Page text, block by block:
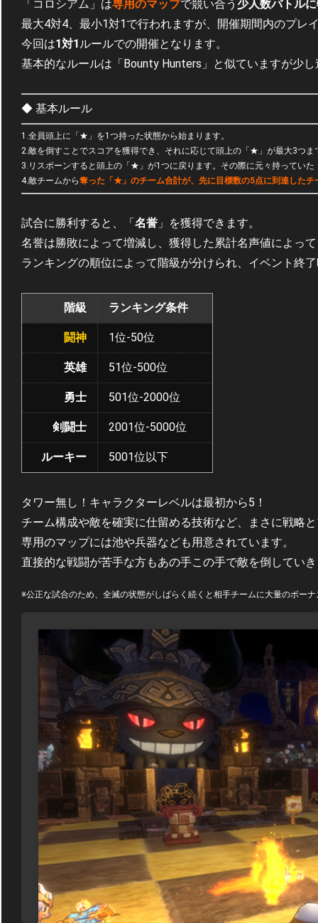
「コロシアム」は専用のマップで競い合う 少人数バトル
最大4対4、最小1対1で行われますが、開催期間内のプレ
今回は1対1 ルールでの開催となります。
基本的なルールは「Bounty Hunters」と似ていますが少
◆ 基本ルール
1.全員頭上に「★」を1つ持った状態から始まります。
2.敵を倒すことでスコアを獲得でき、それに応じて頭上の「★」が最大3つま
3.リスポーンすると頭上の「★」が1つに戻ります。その際に元々持ってい
4.敵チームから奪った「★」のチーム合計が、先に目標数の5点に到達したチ
試合に勝利すると、「 名誉 」を獲得できます。
名誉は勝敗によって増減し、獲得した累計名声値によっ
ランキングの順位によって階級が分けられ、イベント終
階級 ランキング条件
闘神 1位-50位
英雄 51位-500位
勇士 501位-2000位
剣闘士 2001位-5000位
ルーキー 5001位以下
タワー無し！キャラクターレベルは最初から5！
チーム構成や敵を確実に仕留める技術など、まさに戦略
専用のマップには池や兵器なども用意されています。
直接的な戦闘が苦手な方もあの手この手で敵を倒してい
※公正な試合のため、全滅の状態がしばらく続くと相手チームに大量のボー